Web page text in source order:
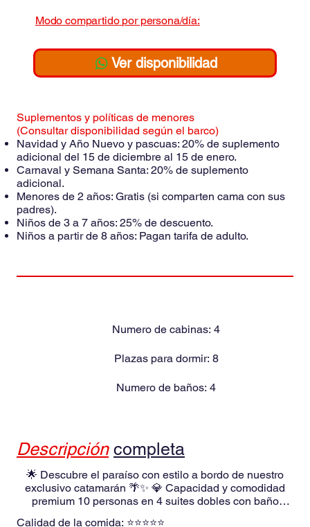
Modo compartido por persona/día:
Ver disponibilidad
Suplementos y políticas de menores
(Consultar disponibilidad según el barco)
Navidad y Año Nuevo y pascuas: 20% de suplemento
adicional del 15 de diciembre al 15 de enero.
Carnaval y Semana Santa: 20% de suplemento
adicional.
Menores de 2 años: Gratis (si comparten cama con sus
padres).
Niños de 3 a 7 años: 25% de descuento.
Niños a partir de 8 años: Pagan tarifa de adulto.
Numero de cabinas:4
Plazas para dormir: 8
Numero de baños:4
Descripción completa
🌟 Descubre el paraíso con estilo a bordo de nuestro
exclusivo catamarán 🌴✨ 💎 Capacidad y comodidad
premium 10 personas en 4 suites dobles con baño
Calidad de la comida: ⭐⭐⭐⭐⭐